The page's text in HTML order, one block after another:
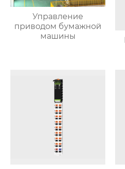
Управление
приводом бумажной
машины